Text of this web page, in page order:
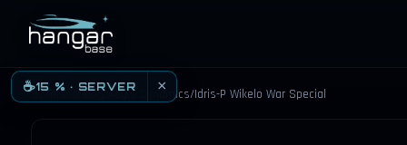
HANGARBASE
Schiffskatalog/ Aegis Dynamics/Idris-P Wikelo War Special
☕15 % · SERVER ×